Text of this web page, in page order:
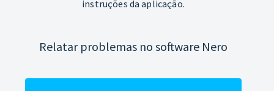
instruções da aplicação.
Relatar problemas no software Nero